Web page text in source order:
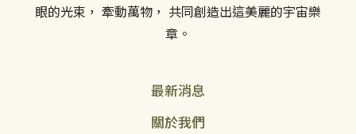
眼的光束， 牽動萬物， 共同創造出這美麗的宇宙樂
章。
最新消息
關於我們